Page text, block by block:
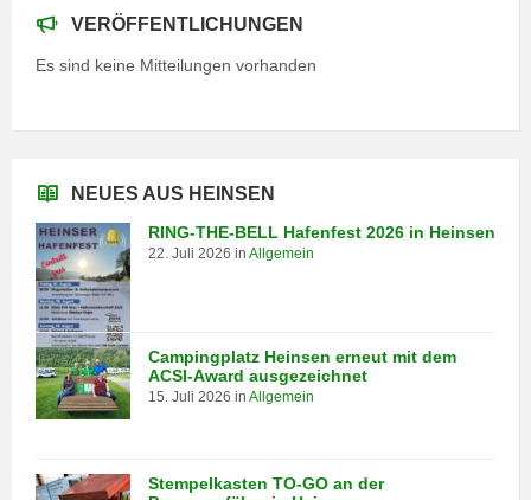
VERÖFFENTLICHUNGEN
Es sind keine Mitteilungen vorhanden
NEUES AUS HEINSEN
RING-THE-BELL Hafenfest 2026 in Heinsen
22. Juli 2026 in Allgemein
Campingplatz Heinsen erneut mit dem
ACSI-Award ausgezeichnet
15. Juli 2026 in Allgemein
Stempelkasten TO-GO an der